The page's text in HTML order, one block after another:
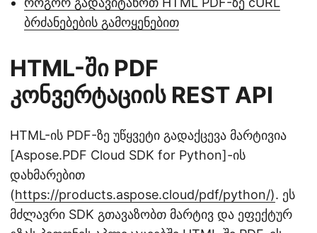
ბრძანებების გამოყენებით
HTML-ში PDF
კონვერტაციის REST API
HTML-ის PDF-ზე უწყვეტი გადაქცევა მარტივია
[Aspose.PDF Cloud SDK for Python]-ის
დახმარებით
(https://products.aspose.cloud/pdf/python/). ეს
მძლავრი SDK გთავაზობთ მარტივ და ეფექტურ